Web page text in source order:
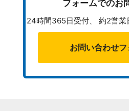
フォームでのお
24時間365日受付、 約2営業
お問い合わせ